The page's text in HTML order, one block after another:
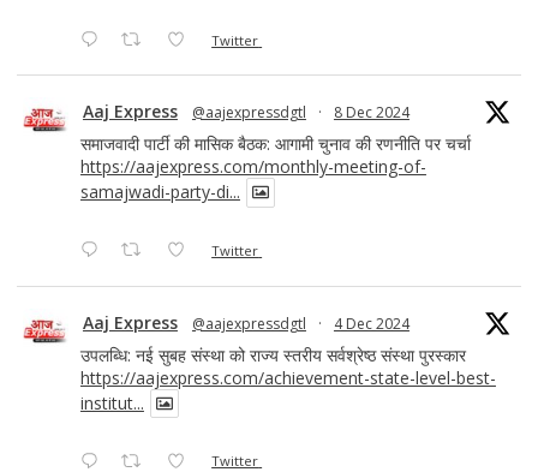
Twitter
Aaj Express @aajexpressdgtl · 8 Dec 2024
समाजवादी पार्टी की मासिक बैठक: आगामी चुनाव की रणनीति पर चर्चा
https://aajexpress.com/monthly-meeting-of-
samajwadi-party-di...
Twitter
Aaj Express @aajexpressdgtl · 4 Dec 2024
उपलब्धि: नई सुबह संस्था को राज्य स्तरीय सर्वश्रेष्ठ संस्था पुरस्कार
https://aajexpress.com/achievement-state-level-best-
institut...
Twitter